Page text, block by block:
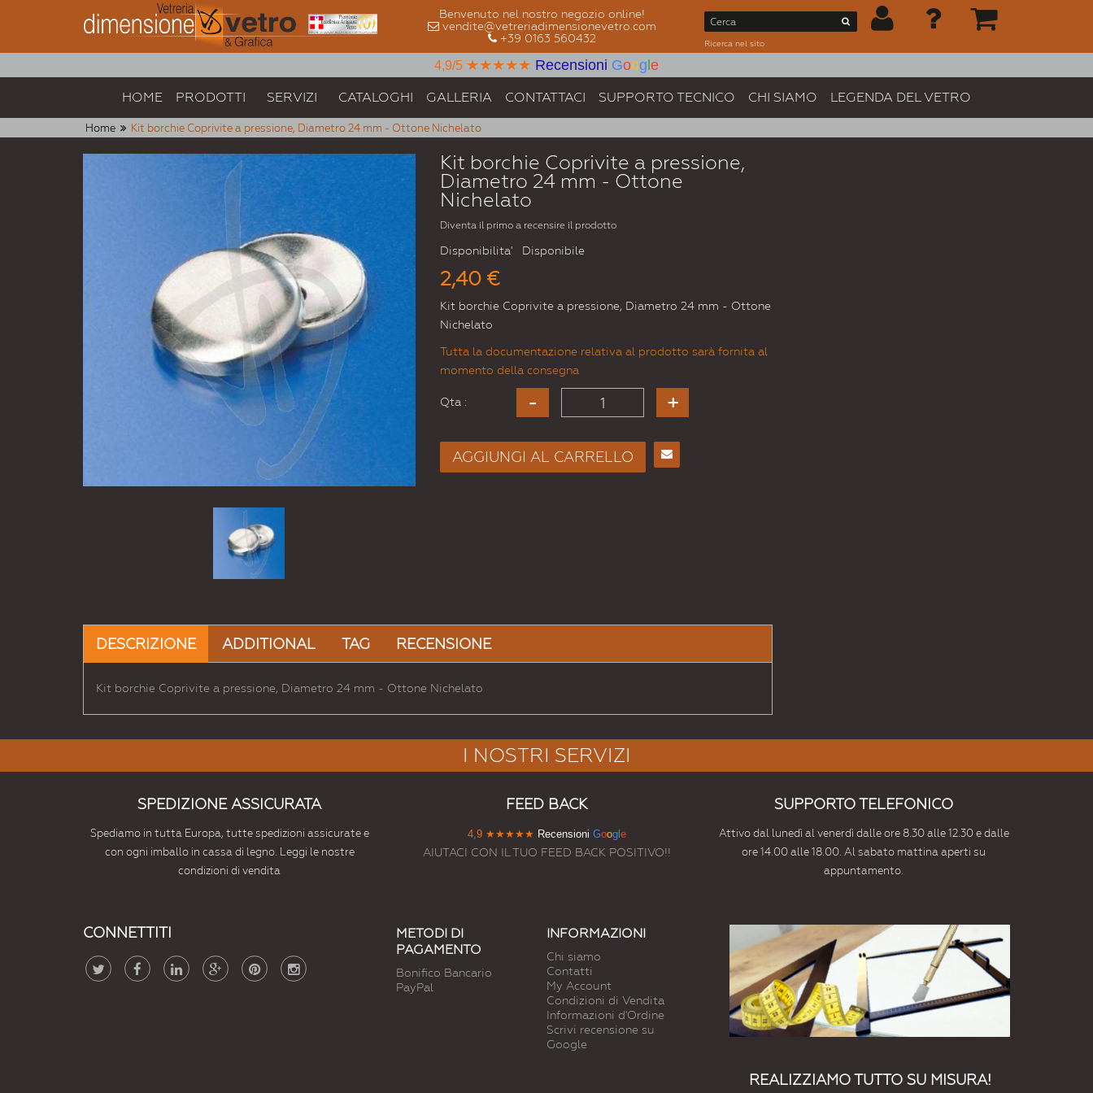
Benvenuto nel nostro negozio online!
vendite@vetreriadimensionevetro.com
+39 0163 560432
Ricerca nel sito
4,9/5 ★★★★★ Recensioni Goog e
HOME PRODOTTI SERVIZI CATALOGHI GALLERIA CONTATTACI SUPPORTO TECNICO CHI SIAMO LEGENDA DEL VETRO
Home Kit borchie Coprivite a pressione, Diametro 24 mm - Ottone Nichelato
Kit borchie Coprivite a pressione,
Diametro 24 mm - Ottone
Nichelato
Diventa il primo a recensire il prodotto
Disponibilita' Disponibile
2,40 €
Kit borchie Coprivite a pressione, Diametro 24 mm - Ottone
Nichelato
Tutta la documentazione relativa al prodotto sarà fornita al
momento della consegna
Qta :
AGGIUNGI AL CARRELLO
DESCRIZIONE ADDITIONAL TAG RECENSIONE
Kit borchie Coprivite a pressione, Diametro 24 mm - Ottone Nichelato
I NOSTRI SERVIZI
SPEDIZIONE ASSICURATA
Spediamo in tutta Europa, tutte spedizioni assicurate e
con ogni imballo in cassa di legno. Leggi le nostre
condizioni di vendita
FEED BACK
4,9 ★★★★★ Recensioni Googl e
AIUTACI CON IL TUO FEED BACK POSITIVO!!
SUPPORTO TELEFONICO
Attivo dal lunedì al venerdì dalle ore 8.30 alle 12.30 e dalle
ore 14.00 alle 18.00. Al sabato mattina aperti su
appuntamento.
CONNETTITI
METODI DI
PAGAMENTO
Bonifico Bancario
PayPal
INFORMAZIONI
Chi siamo
Contatti
My Account
Condizioni di Vendita
Informazioni d'Ordine
Scrivi recensione su
Google
REALIZZIAMO TUTTO SU MISURA!